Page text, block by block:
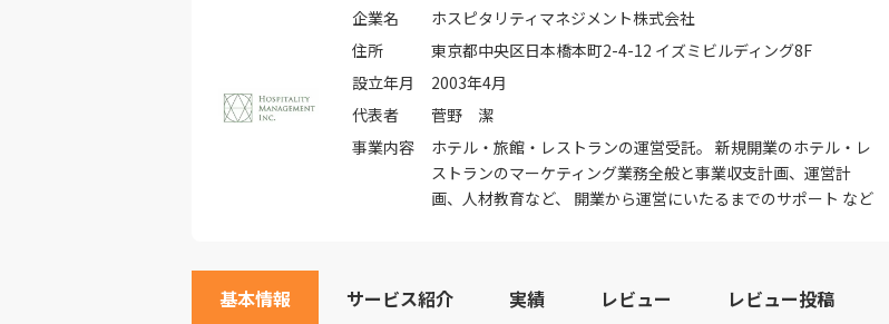
企業名
ホスピタリティマネジメント株式会社
住所
東京都中央区日本橋本町2-4-12 イズミビルディング8F
設立年月
2003年4月
代表者
菅野 潔
事業内容
ホテル・旅館・レストランの運営受託。 新規開業のホテル・レ
ストランのマーケティング業務全般と事業収支計画、運営計
画、人材教育など、 開業から運営にいたるまでのサポート など
基本情報 サービス紹介 実績 レビュー レビュー投稿